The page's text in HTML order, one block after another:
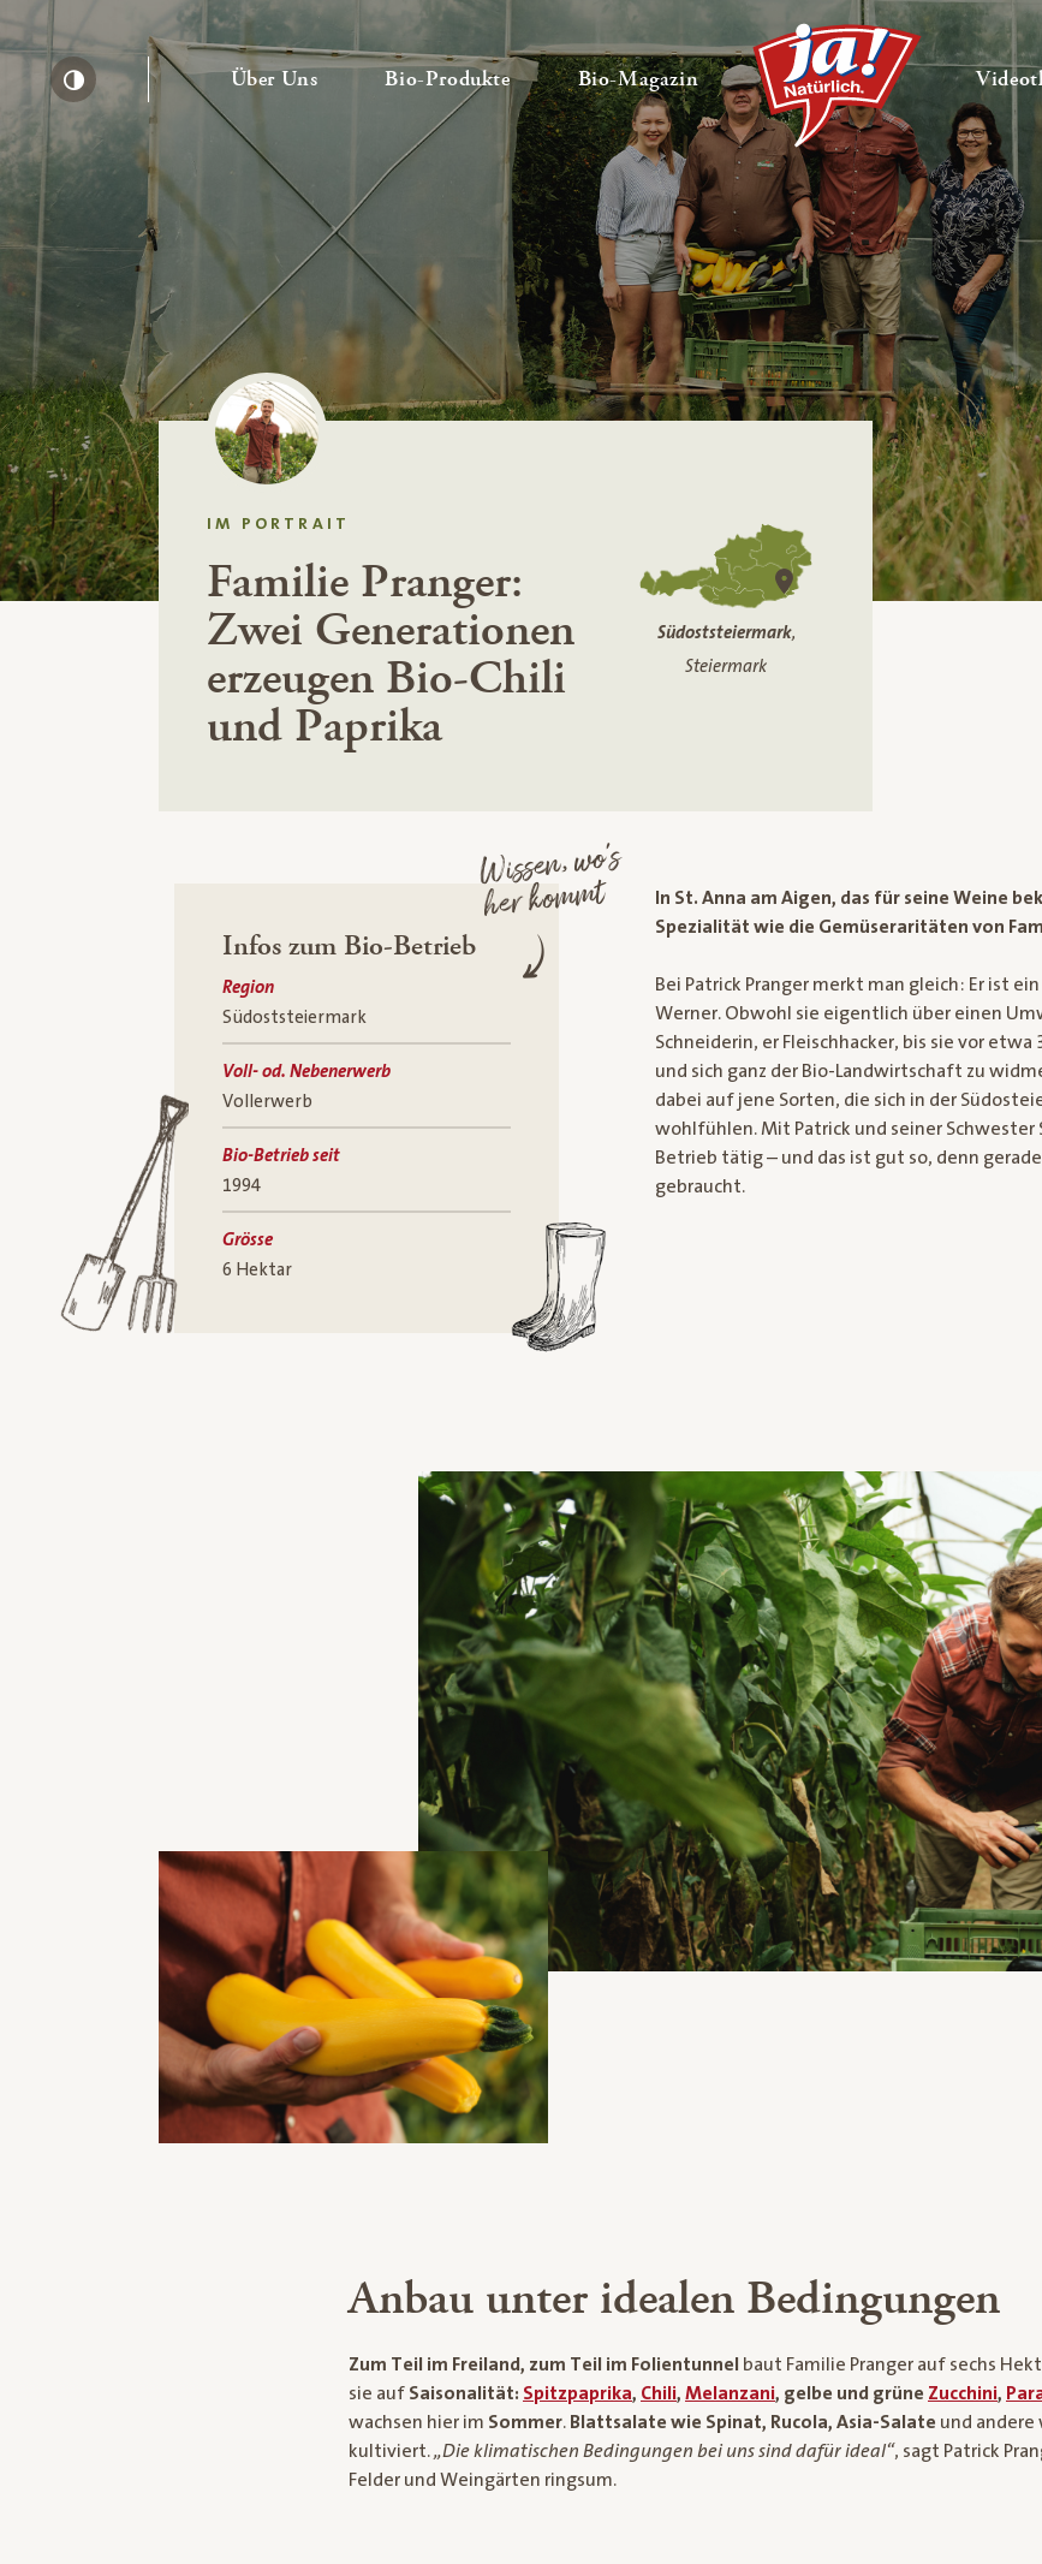
Kontrast erhöhen
Über Uns— Untermenü ausklappen
Bio-Produkte— Untermenü ausklappen
Bio-Magazin— Untermenü ausklappen
IM PORTRAIT
Familie Pranger:
Zwei Generationen
erzeugen Bio-Chili
und Paprika
Südoststeiermark,
Steiermark
Wissen, wo’s
her kommt
Infos zum Bio-Betrieb
Region
Südoststeiermark
Voll- od. Nebenerwerb
Vollerwerb
Bio-Betrieb seit
1994
Grösse
6 Hektar
In St. Anna am Aigen, das für seine Weine
Spezialität wie die Gemüseraritäten von
Bei Patrick Pranger merkt man gleich: Er ist
Werner. Obwohl sie eigentlich über einen
Schneiderin, er Fleischhacker, bis sie vor
und sich ganz der Bio-Landwirtschaft zu
dabei auf jene Sorten, die sich in der
wohlfühlen. Mit Patrick und seiner
Betrieb tätig – und das ist gut so, denn
gebraucht.
Anbau unter idealen Bedingungen
Zum Teil im Freiland, zum Teil im Folientunnel baut Familie Pranger auf sechs
sie auf Saisonalität: Spitzpaprika, Chili, Melanzani, gelbe und grüne Zucchini,
wachsen hier im Sommer. Blattsalate wie Spinat, Rucola, Asia-Salate und andere
kultiviert.„Die klimatischen Bedingungen bei uns sind dafür ideal“, sagt Patrick
Felder und Weingärten ringsum.